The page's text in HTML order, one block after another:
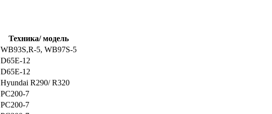
Техника/ модель
WB93S,R-5, WB97S-5
D65E-12
D65E-12
Hyundai R290/ R320
PC200-7
PC200-7